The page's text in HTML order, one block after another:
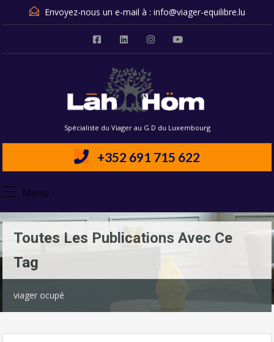
Envoyez-nous un e-mail à : info@viager-equilibre.lu
Spécialiste du Viager au G.D du Luxembourg
+352 691 715 622
Menu
Toutes Les Publications Avec Ce
Tag
viager ocupé